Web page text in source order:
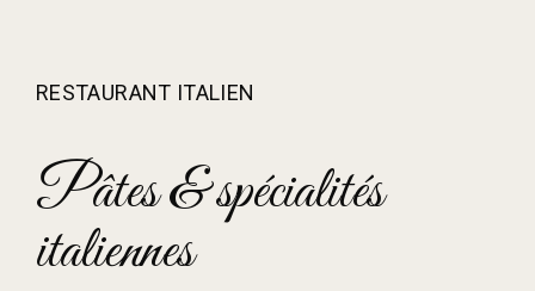
RESTAURANT ITALIEN
Pâtes & spécialités
italiennes